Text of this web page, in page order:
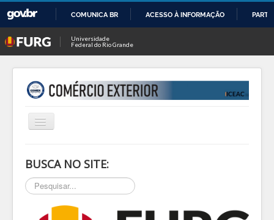
O
CONTEÚDO
COMUNICA BR ACESSO À INFORMAÇÃO
Universidade
Federal do Rio Grande
Alternar
Navegação
SOBRE
NOTÍCIAS
PESQ & EXTEN
BUSCA NO SITE:
Pesquisar...